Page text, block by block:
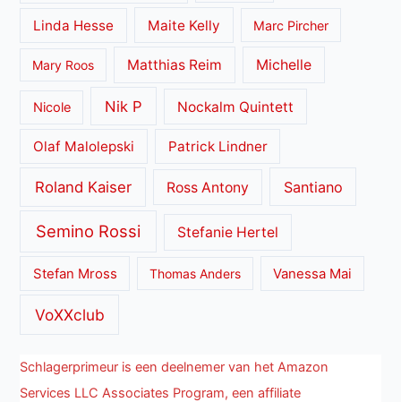
Linda Hesse Maite Kelly Marc Pircher
Mary Roos Matthias Reim Michelle
Nicole Nik P Nockalm Quintett
Olaf Malolepski Patrick Lindner
Roland Kaiser Ross Antony Santiano
Semino Rossi Stefanie Hertel
Stefan Mross Thomas Anders Vanessa Mai
VoXXclub
Schlagerprimeur is een deelnemer van het Amazon
Services LLC Associates Program, een affiliate